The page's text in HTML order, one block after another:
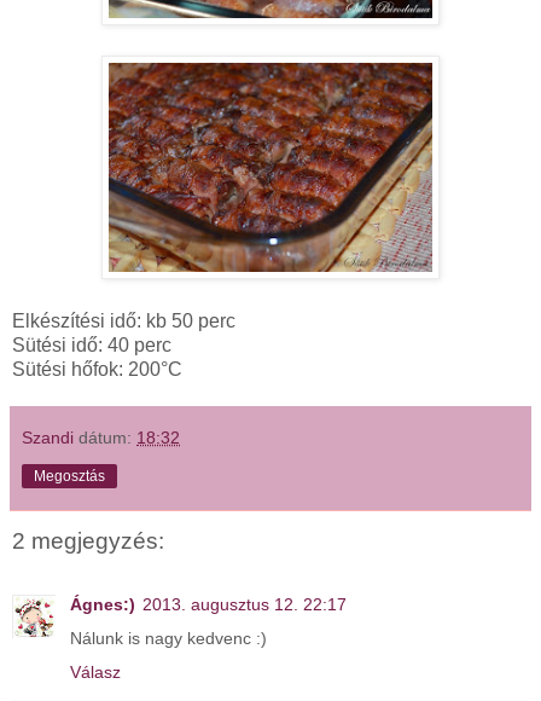
Elkészítési idő: kb 50 perc
Sütési idő: 40 perc
Sütési hőfok: 200°C
Szandi dátum: 18:32
Megosztás
2 megjegyzés:
Ágnes:) 2013. augusztus 12. 22:17
Nálunk is nagy kedvenc :)
Válasz